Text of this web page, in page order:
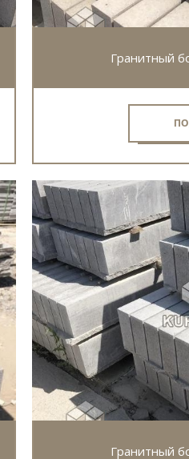
Гранитный
Гранитный